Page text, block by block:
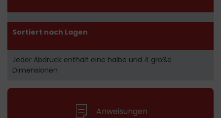
Sortiert nach Lagen
Jeder Abdruck enthält eine halbe und 4 große
Dimensionen
Anweisungen